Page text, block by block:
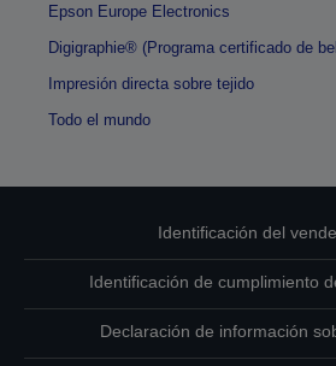
Epson Europe Electronics
Digigraphie® (Programa certificado de
Impresión directa sobre tejido
Todo el mundo
Identificación del
Identificación de cumplimiento
Declaración de información